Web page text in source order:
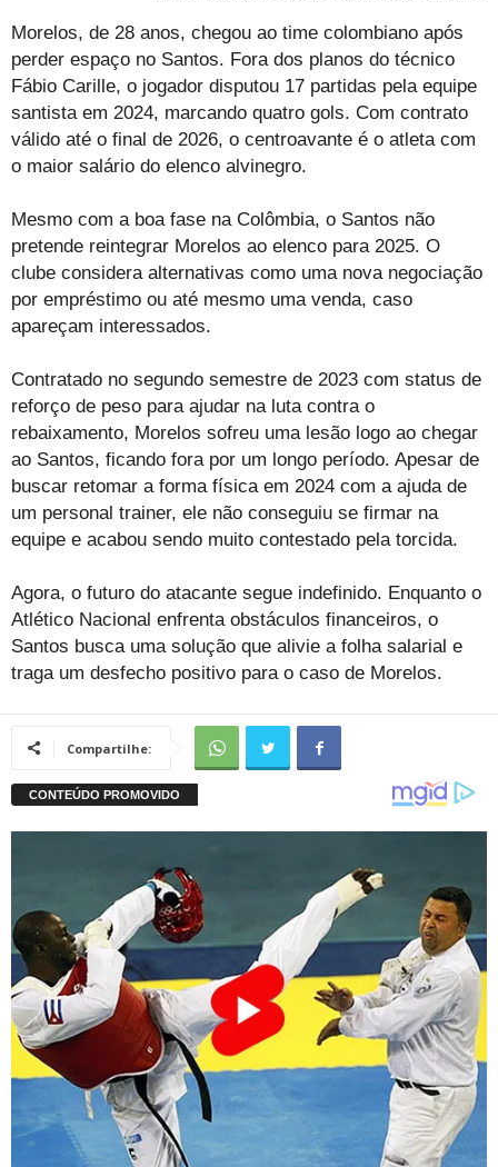
Morelos, de 28 anos, chegou ao time colombiano após
perder espaço no Santos. Fora dos planos do técnico
Fábio Carille, o jogador disputou 17 partidas pela equipe
santista em 2024, marcando quatro gols. Com contrato
válido até o final de 2026, o centroavante é o atleta com
o maior salário do elenco alvinegro.
Mesmo com a boa fase na Colômbia, o Santos não
pretende reintegrar Morelos ao elenco para 2025. O
clube considera alternativas como uma nova negociação
por empréstimo ou até mesmo uma venda, caso
apareçam interessados.
Contratado no segundo semestre de 2023 com status de
reforço de peso para ajudar na luta contra o
rebaixamento, Morelos sofreu uma lesão logo ao chegar
ao Santos, ficando fora por um longo período. Apesar de
buscar retomar a forma física em 2024 com a ajuda de
um personal trainer, ele não conseguiu se firmar na
equipe e acabou sendo muito contestado pela torcida.
Agora, o futuro do atacante segue indefinido. Enquanto o
Atlético Nacional enfrenta obstáculos financeiros, o
Santos busca uma solução que alivie a folha salarial e
traga um desfecho positivo para o caso de Morelos.
Compartilhe: